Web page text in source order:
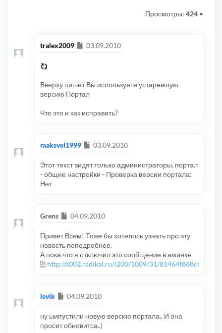
Просмотры: 424 •
tralex2009 Сообщение
03.09.2010
Вверху пишет Вы используете устаревшую
версию Портал
Что это и как исправить?
maksvel1999 Сообщение
03.09.2010
Этот текст видят только администраторы, портал
- общие настройки - Проверка версии портала:
Нет
Grens Сообщение
04.09.2010
Привет Всем! Тоже бы хотелось узнать про эту
новость поподробнее.
А пока что я отключил это сообщение в аминке
http://s002.radikal.ru/i200/1009/31/81464f868cb0.jpg
levik Сообщение
04.09.2010
ну ыипустили новую версию портала.. И она
просит обновитса..)